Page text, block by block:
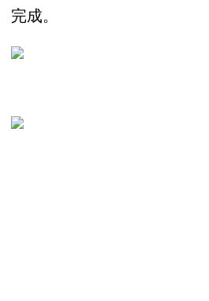
完成。